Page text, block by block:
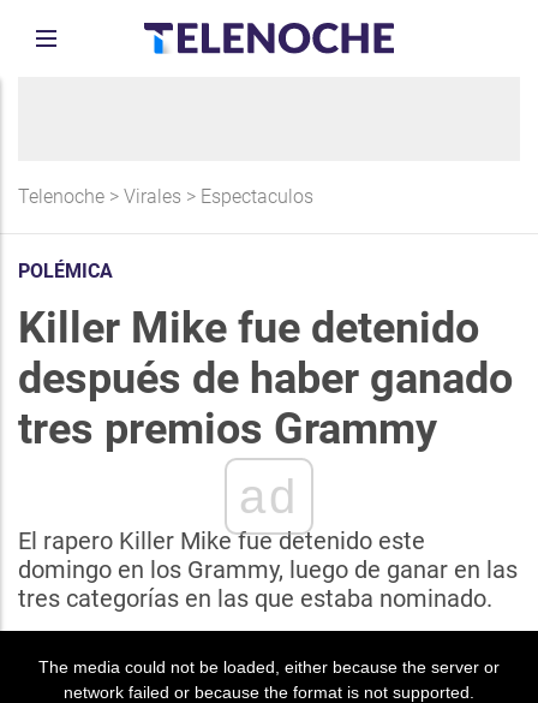
Telenoche > Virales > Espectaculos
POLÉMICA
Killer Mike fue detenido
después de haber ganado
tres premios Grammy
ad
El rapero Killer Mike fue detenido este
domingo en los Grammy, luego de ganar en las
tres categorías en las que estaba nominado.
The media could not be loaded, either because the server or
network failed or because the format is not supported.